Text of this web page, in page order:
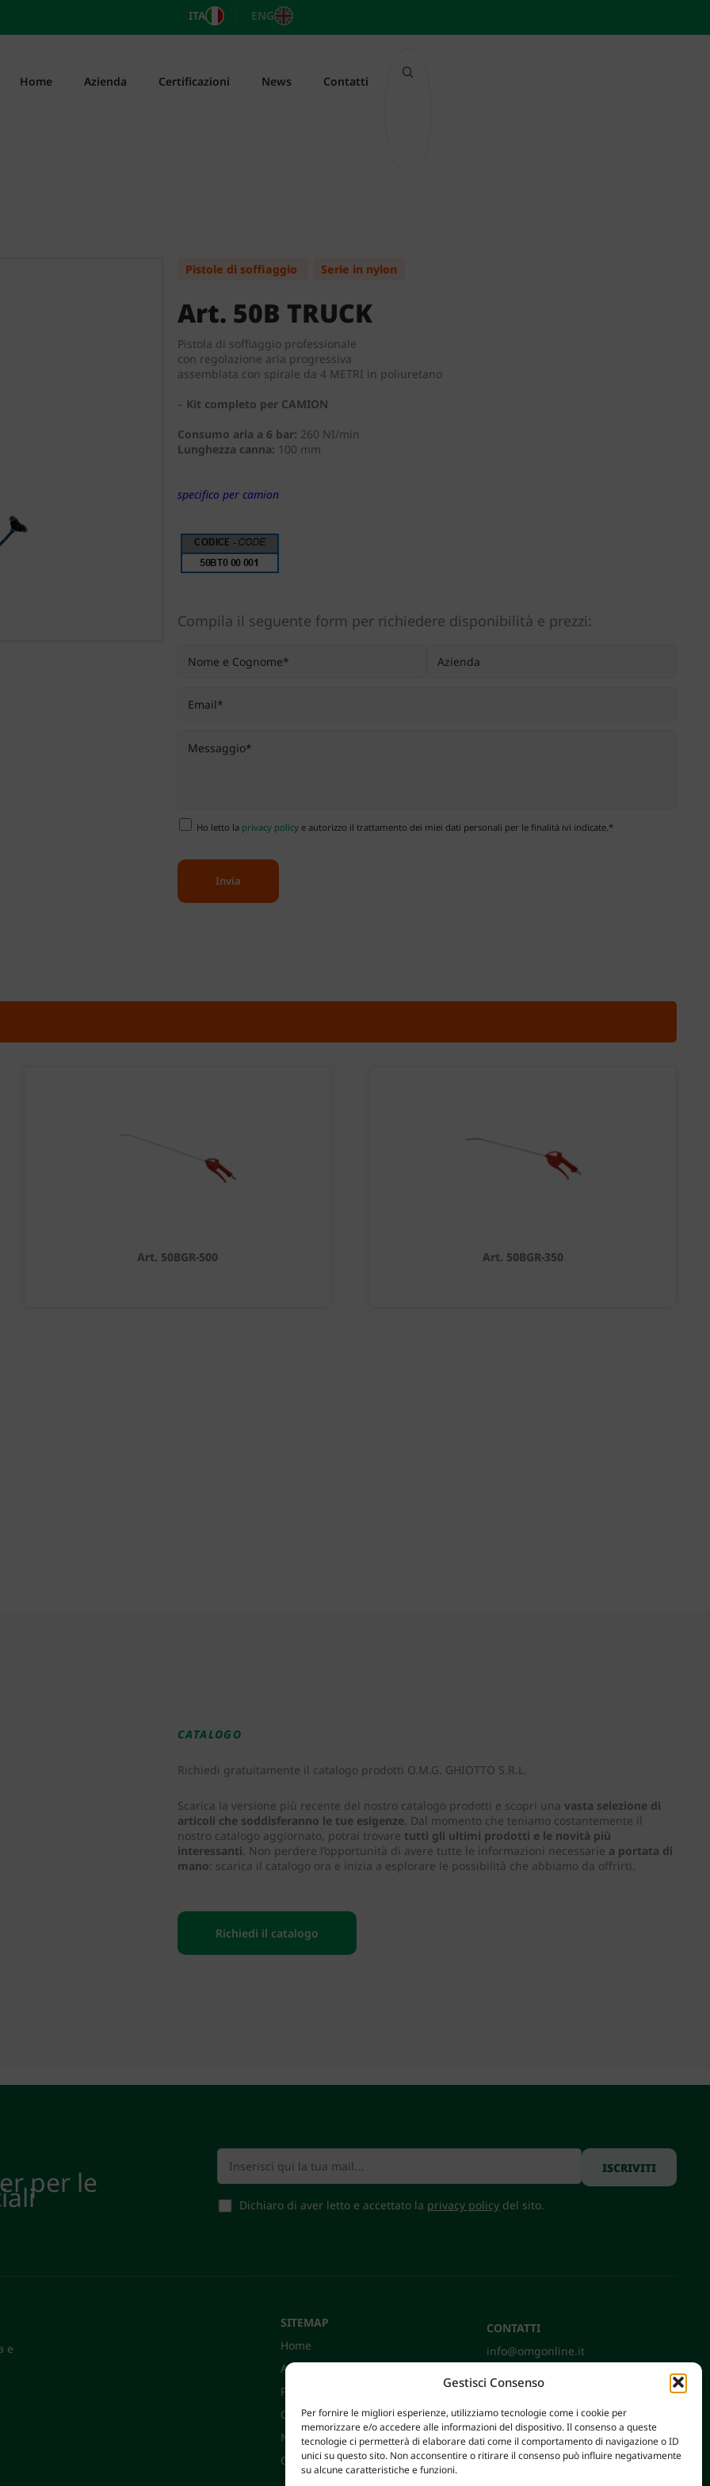
Gestisci Consenso
Per fornire le migliori esperienze, utilizziamo tecnologie come i cookie per
memorizzare e/o accedere alle informazioni del dispositivo. Il consenso a queste
tecnologie ci permetterà di elaborare dati come il comportamento di navigazione o ID
unici su questo sito. Non acconsentire o ritirare il consenso può influire negativamente
su alcune caratteristiche e funzioni.
ITA ENG
Home Azienda Certificazioni News Contatti
Pistole di soffiaggio Serie in nylon
Art. 50B TRUCK
Pistola di soffiaggio professionale
con regolazione aria progressiva
assemblata con spirale da 4 METRI in poliuretano
– Kit completo per CAMION
Consumo aria a 6 bar: 260 NI/min
Lunghezza canna: 100 mm
specifico per camion
Compila il seguente form per richiedere disponibilità e prezzi:
Ho letto la privacy policye autorizzo il trattamento dei miei dati personali per le finalità ivi indicate.*
Art. 50BGR-500 Art. 50BGR-350
CATALOGO
Richiedi gratuitamente il catalogo prodotti O.M.G. GHIOTTO S.R.L.
Scarica la versione più recente del nostro catalogo prodotti e scopri una vasta selezione di
articoli che soddisferanno le tue esigenze. Dal momento che teniamo costantemente il
nostro catalogo aggiornato, potrai trovare tutti gli ultimi prodotti e le novità più
interessanti. Non perdere l’opportunità di avere tutte le informazioni necessarie a portata di
mano: scarica il catalogo ora e inizia a esplorare le possibilità che abbiamo da offrirti.
Richiedi il catalogo
per le
Dichiaro di aver letto e accettato la privacy policydel sito.
e
SITEMAP
Home
Azienda
Prodotti
Certificazioni
News
Contatti
CONTATTI
info@omgonline.it
36040 Brendola (VI) - Italy